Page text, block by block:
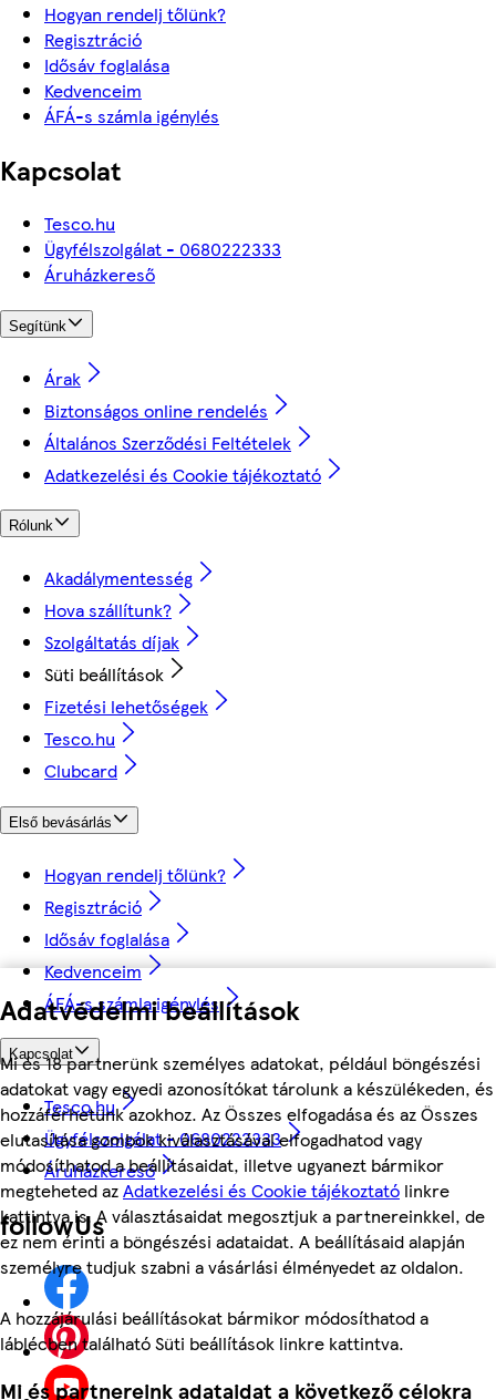
Adatvédelmi beállítások
Mi és 18 partnerünk személyes adatokat, például böngészési
adatokat vagy egyedi azonosítókat tárolunk a készülékeden, és
hozzáférhetünk azokhoz. Az Összes elfogadása és az Összes
elutasítása gombok kiválasztásával elfogadhatod vagy
módosíthatod a beállításaidat, illetve ugyanezt bármikor
megteheted azAdatkezelési és Cookie tájékoztató linkre
kattintva is. A választásaidat megosztjuk a partnereinkkel, de
ez nem érinti a böngészési adataidat. A beállításaid alapján
személyre tudjuk szabni a vásárlási élményedet az oldalon.
A hozzájárulási beállításokat bármikor módosíthatod a
láblécben található Süti beállítások linkre kattintva.
Mi és partnereink adataidat a következő célokra
Hogyan rendelj tőlünk?
Regisztráció
Idősáv foglalása
Kedvenceim
ÁFÁ-s számla igénylés
Kapcsolat
Tesco.hu
Ügyfélszolgálat - 0680222333
Áruházkereső
Segítünk
Árak
Biztonságos online rendelés
Általános Szerződési Feltételek
Adatkezelési és Cookie tájékoztató
Rólunk
Akadálymentesség
Hova szállítunk?
Szolgáltatás díjak
Süti beállítások
Fizetési lehetőségek
Tesco.hu
Clubcard
Első bevásárlás
Hogyan rendelj tőlünk?
Regisztráció
Idősáv foglalása
Kedvenceim
ÁFÁ-s számla igénylés
Kapcsolat
Tesco.hu
Ügyfélszolgálat - 0680222333
Áruházkereső
followUs